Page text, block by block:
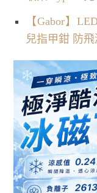
【Gabor】
兒指甲鉗 防